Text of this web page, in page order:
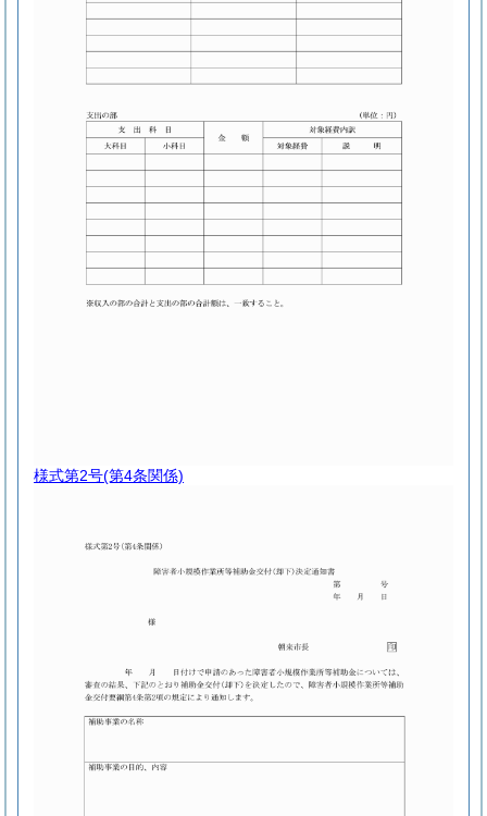
様式第2号(第4条関係)